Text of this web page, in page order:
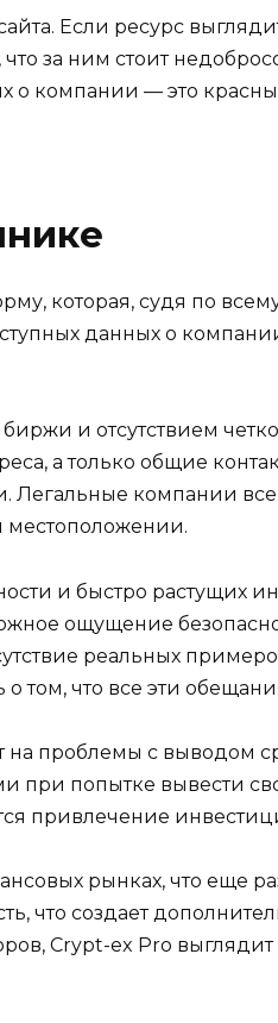
Если ресурс
за ним стоит
компании — это
которая, судя по
данных о
и отсутствием
а только общие
Легальные компании
местоположении.
и быстро растущих
ощущение
реальных
что все эти
проблемы с выводом
при попытке вывести
привлечение
рынках, что еще
что создает
Crypt-ex Pro